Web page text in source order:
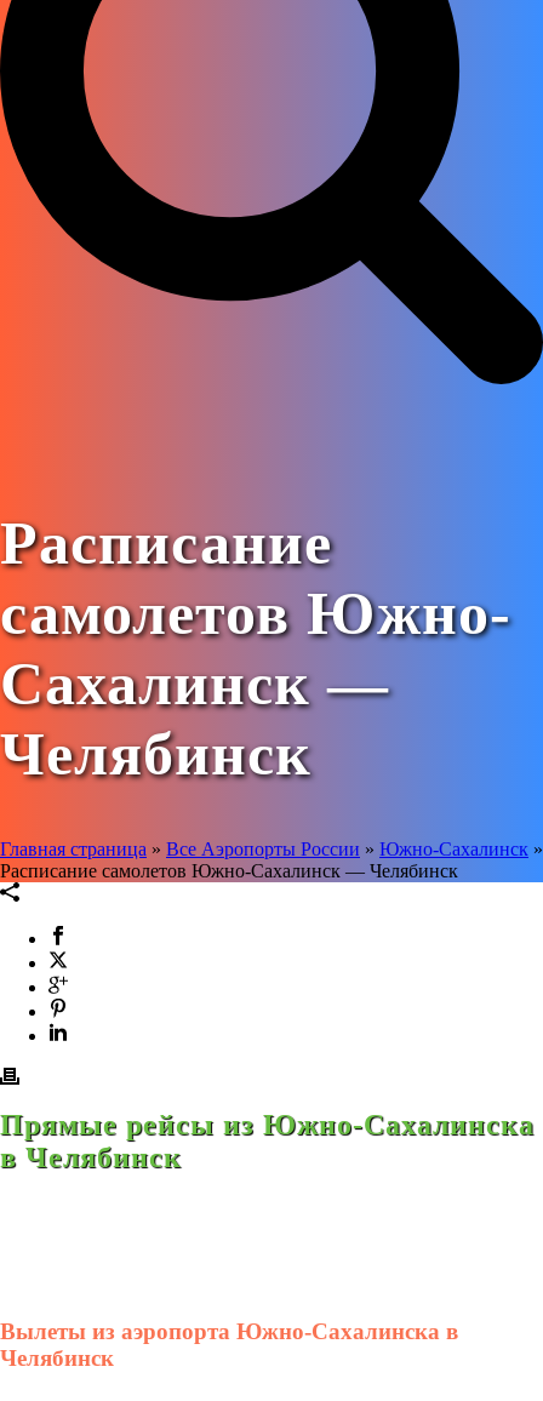
Расписание
самолетов Южно-
Сахалинск —
Челябинск
Главная страница » Все Аэропорты России » Южно-Сахалинск »
Расписание самолетов Южно-Сахалинск — Челябинск
Прямые рейсы из Южно-Сахалинска
в Челябинск
Вылеты из аэропорта Южно-Сахалинска в
Челябинск